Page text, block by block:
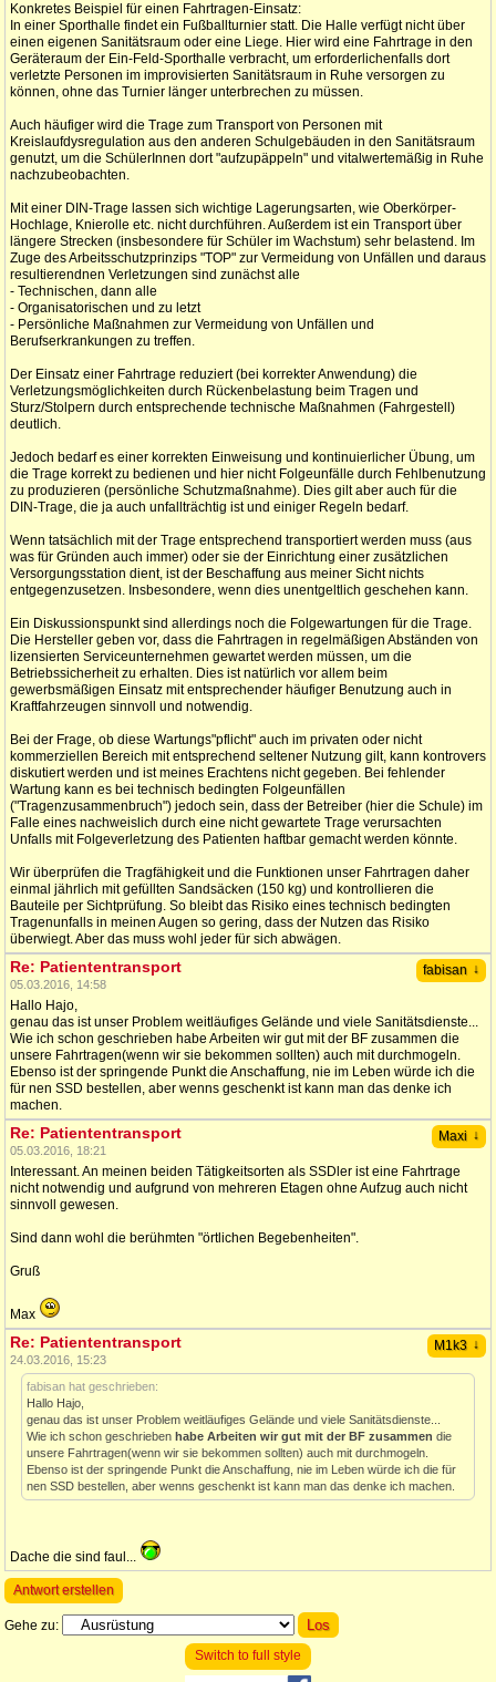
Konkretes Beispiel für einen Fahrtragen-Einsatz:
In einer Sporthalle findet ein Fußballturnier statt. Die Halle verfügt nicht über
einen eigenen Sanitätsraum oder eine Liege. Hier wird eine Fahrtrage in den
Geräteraum der Ein-Feld-Sporthalle verbracht, um erforderlichenfalls dort
verletzte Personen im improvisierten Sanitätsraum in Ruhe versorgen zu
können, ohne das Turnier länger unterbrechen zu müssen.
Auch häufiger wird die Trage zum Transport von Personen mit
Kreislaufdysregulation aus den anderen Schulgebäuden in den Sanitätsraum
genutzt, um die SchülerInnen dort "aufzupäppeln" und vitalwertemäßig in Ruhe
nachzubeobachten.
Mit einer DIN-Trage lassen sich wichtige Lagerungsarten, wie Oberkörper-
Hochlage, Knierolle etc. nicht durchführen. Außerdem ist ein Transport über
längere Strecken (insbesondere für Schüler im Wachstum) sehr belastend. Im
Zuge des Arbeitsschutzprinzips "TOP" zur Vermeidung von Unfällen und daraus
resultierendnen Verletzungen sind zunächst alle
- Technischen, dann alle
- Organisatorischen und zu letzt
- Persönliche Maßnahmen zur Vermeidung von Unfällen und
Berufserkrankungen zu treffen.
Der Einsatz einer Fahrtrage reduziert (bei korrekter Anwendung) die
Verletzungsmöglichkeiten durch Rückenbelastung beim Tragen und
Sturz/Stolpern durch entsprechende technische Maßnahmen (Fahrgestell)
deutlich.
Jedoch bedarf es einer korrekten Einweisung und kontinuierlicher Übung, um
die Trage korrekt zu bedienen und hier nicht Folgeunfälle durch Fehlbenutzung
zu produzieren (persönliche Schutzmaßnahme). Dies gilt aber auch für die
DIN-Trage, die ja auch unfallträchtig ist und einiger Regeln bedarf.
Wenn tatsächlich mit der Trage entsprechend transportiert werden muss (aus
was für Gründen auch immer) oder sie der Einrichtung einer zusätzlichen
Versorgungsstation dient, ist der Beschaffung aus meiner Sicht nichts
entgegenzusetzen. Insbesondere, wenn dies unentgeltlich geschehen kann.
Ein Diskussionspunkt sind allerdings noch die Folgewartungen für die Trage.
Die Hersteller geben vor, dass die Fahrtragen in regelmäßigen Abständen von
lizensierten Serviceunternehmen gewartet werden müssen, um die
Betriebssicherheit zu erhalten. Dies ist natürlich vor allem beim
gewerbsmäßigen Einsatz mit entsprechender häufiger Benutzung auch in
Kraftfahrzeugen sinnvoll und notwendig.
Bei der Frage, ob diese Wartungs"pflicht" auch im privaten oder nicht
kommerziellen Bereich mit entsprechend seltener Nutzung gilt, kann kontrovers
diskutiert werden und ist meines Erachtens nicht gegeben. Bei fehlender
Wartung kann es bei technisch bedingten Folgeunfällen
("Tragenzusammenbruch") jedoch sein, dass der Betreiber (hier die Schule) im
Falle eines nachweislich durch eine nicht gewartete Trage verursachten
Unfalls mit Folgeverletzung des Patienten haftbar gemacht werden könnte.
Wir überprüfen die Tragfähigkeit und die Funktionen unser Fahrtragen daher
einmal jährlich mit gefüllten Sandsäcken (150 kg) und kontrollieren die
Bauteile per Sichtprüfung. So bleibt das Risiko eines technisch bedingten
Tragenunfalls in meinen Augen so gering, dass der Nutzen das Risiko
überwiegt. Aber das muss wohl jeder für sich abwägen.
fabisan ↓
Re: Patiententransport
05.03.2016, 14:58
Hallo Hajo,
genau das ist unser Problem weitläufiges Gelände und viele Sanitätsdienste...
Wie ich schon geschrieben habe Arbeiten wir gut mit der BF zusammen die
unsere Fahrtragen(wenn wir sie bekommen sollten) auch mit durchmogeln.
Ebenso ist der springende Punkt die Anschaffung, nie im Leben würde ich die
für nen SSD bestellen, aber wenns geschenkt ist kann man das denke ich
machen.
Maxi ↓
Re: Patiententransport
05.03.2016, 18:21
Interessant. An meinen beiden Tätigkeitsorten als SSDler ist eine Fahrtrage
nicht notwendig und aufgrund von mehreren Etagen ohne Aufzug auch nicht
sinnvoll gewesen.
Sind dann wohl die berühmten "örtlichen Begebenheiten".
Gruß
Max
M1k3 ↓
Re: Patiententransport
24.03.2016, 15:23
fabisan hat geschrieben:
Hallo Hajo,
genau das ist unser Problem weitläufiges Gelände und viele Sanitätsdienste...
Wie ich schon geschrieben habe Arbeiten wir gut mit der BF zusammen die
unsere Fahrtragen(wenn wir sie bekommen sollten) auch mit durchmogeln.
Ebenso ist der springende Punkt die Anschaffung, nie im Leben würde ich die für
nen SSD bestellen, aber wenns geschenkt ist kann man das denke ich machen.
Dache die sind faul...
Antwort erstellen
Gehe zu:
Switch to full style